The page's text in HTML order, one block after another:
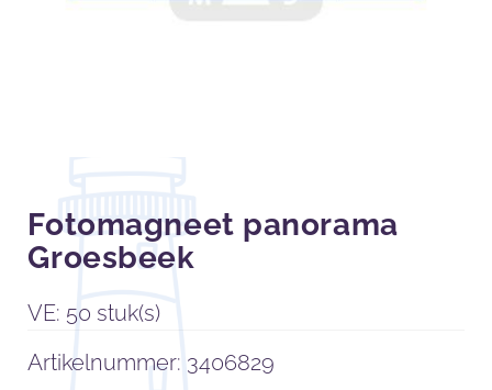
Fotomagneet panorama
Groesbeek
VE: 50 stuk(s)
Artikelnummer: 3406829